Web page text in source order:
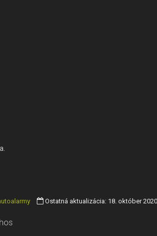
Ostatná aktualizácia: 18. október 2020